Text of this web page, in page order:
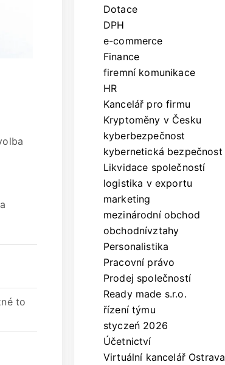
to
Dotace
DPH
e-commerce
Finance
firemní komunikace
HR
Kancelář pro firmu
Kryptoměny v Česku
kyberbezpečnost
kybernetická bezpečnost
Likvidace společností
logistika v exportu
marketing
mezinárodní obchod
obchodnívztahy
Personalistika
Pracovní právo
Prodej společností
Ready made s.r.o.
řízení týmu
styczeń 2026
Účetnictví
Virtuální kancelář Ostrava